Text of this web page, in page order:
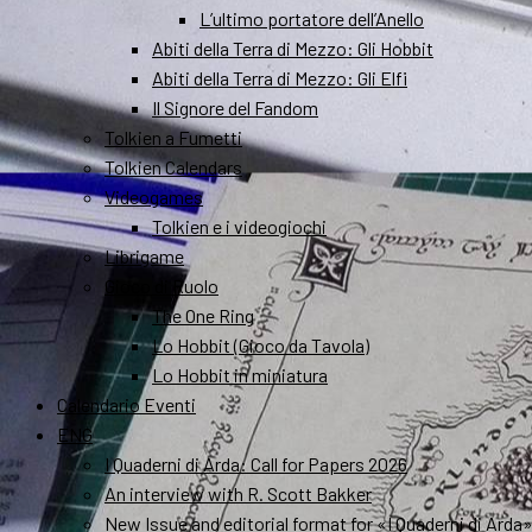
L’ultimo portatore dell’Anello
Abiti della Terra di Mezzo: Gli Hobbit
Abiti della Terra di Mezzo: Gli Elfi
Il Signore del Fandom
Tolkien a Fumetti
Tolkien Calendars
Videogames
Tolkien e i videogiochi
Librigame
Gioco di Ruolo
The One Ring
Lo Hobbit (Gioco da Tavola)
Lo Hobbit in miniatura
Calendario Eventi
ENG
I Quaderni di Arda: Call for Papers 2026
An interview with R. Scott Bakker
New Issue and editorial format for «I Quaderni di Arda»